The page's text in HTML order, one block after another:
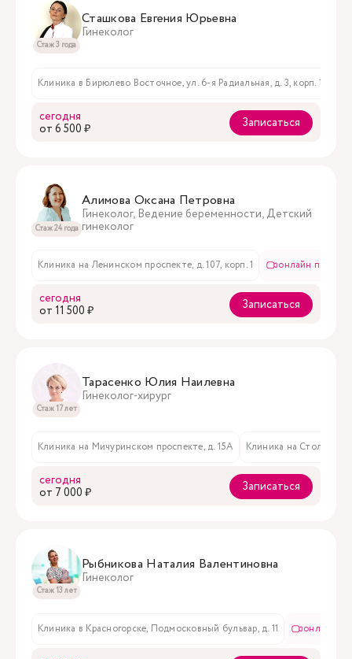
Стаж 3 года
Сташкова Евгения Юрьевна
Гинеколог
Клиника в Бирюлево Восточное, ул. 6-я Радиальная, д. 3, корп. 1
сегодня
oт 6 500 ₽
Записаться
Стаж 24 года
Алимова Оксана Петровна
Гинеколог, Ведение беременности, Детский
гинеколог
Клиника на Ленинском проспекте, д. 107, корп. 1 онлайн приём
сегодня
oт 11 500 ₽
Записаться
Стаж 17 лет
Тарасенко Юлия Наилевна
Гинеколог-хирург
Клиника на Мичуринском проспекте, д. 15А Клиника на Столярном
сегодня
oт 7 000 ₽
Записаться
Стаж 13 лет
Рыбникова Наталия Валентиновна
Гинеколог
Клиника в Красногорске, Подмосковный бульвар, д. 11 онлайн